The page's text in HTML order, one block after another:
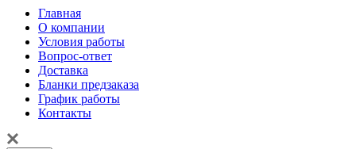
Главная
О компании
Условия работы
Вопрос-ответ
Доставка
Бланки предзаказа
График работы
Контакты